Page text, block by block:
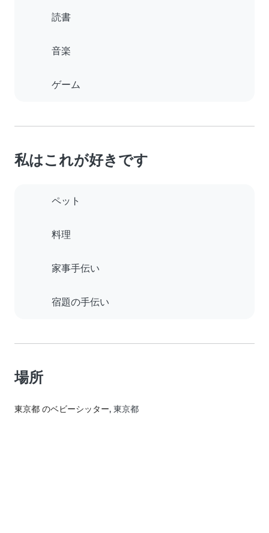
読書
音楽
ゲーム
私はこれが好きです
ペット
料理
家事手伝い
宿題の手伝い
場所
東京都 のベビーシッター, 東京都